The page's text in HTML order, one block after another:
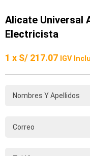
Alicate Universal
Electricista
1 x S/ 217.07 IGV